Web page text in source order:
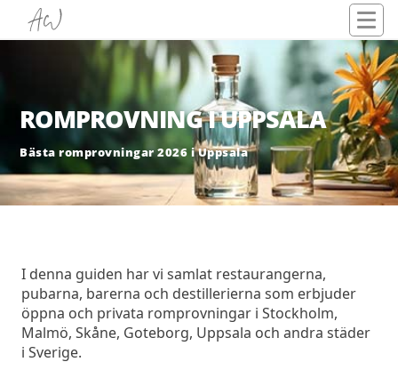
ROMPROVNING I UPPSALA
Bästa romprovningar 2026 i Uppsala
I denna guiden har vi samlat restaurangerna,
pubarna, barerna och destillerierna som erbjuder
öppna och privata romprovningar i Stockholm,
Malmö, Skåne, Goteborg, Uppsala och andra städer
i Sverige.